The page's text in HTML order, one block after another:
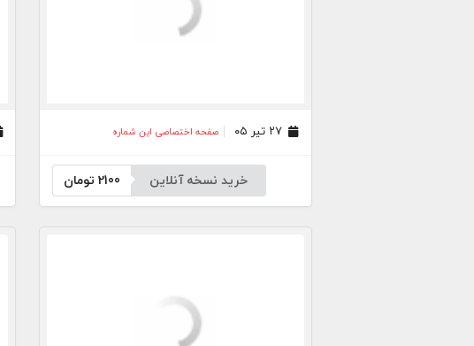
۲۷ تیر ۰۵ صفحه اختصاصی این شماره
خرید نسخه آنلاین 2100 تومان